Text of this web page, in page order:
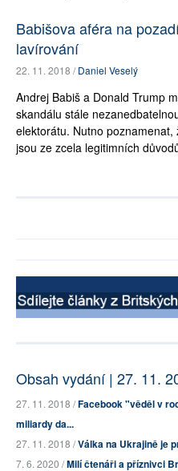
Babišova aféra na
lavírování
22. 11. 2018 /Daniel Veselý
Andrej Babiš a Donald Trump
skandálu stále
elektorátu. Nutno
jsou ze zcela legitimních
Obsah vydání | 27. 11.
27. 11. 2018 /Facebook "věděl v
miliardy da...
27. 11. 2018 /Válka na Ukrajině je
7. 6. 2020 /Milí čtenáři a příznivci